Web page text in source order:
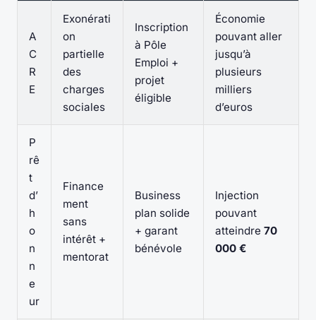
A
C
R
E
Exonérati
on
partielle
des
charges
sociales
Inscription
à Pôle
Emploi +
projet
éligible
Économie
pouvant aller
jusqu’à
plusieurs
milliers
d’euros
P
rê
t
d’
h
o
n
n
e
ur
Finance
ment
sans
intérêt +
mentorat
Business
plan solide
+ garant
bénévole
Injection
pouvant
atteindre 70
000 €